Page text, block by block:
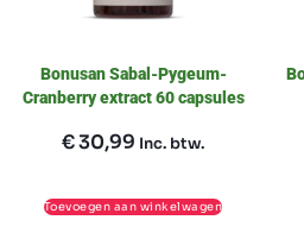
Bonusan Sabal-Pygeum-
Cranberry extract 60 capsules
€30,99 Inc. btw.
Toevoegen aan winkelwagen